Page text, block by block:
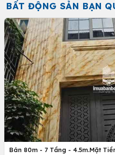
BẤT ĐỘNG SẢN BẠN
Bán 80m - 7 Tầng - 4.5m.Mặt